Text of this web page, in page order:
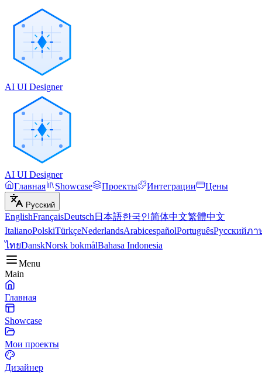
AI UI Designer
AI UI Designer
Главная
Showcase Проекты Интеграции Цены
Русский
EnglishFrançaisDeutsch 日本語한국인简体中文繁體中文
ItalianoPolskiTürkçeNederlandsArabicespañolPortuguêsРусскийภา
ไทยDanskNorsk bokmålBahasa Indonesia
Menu
Main
Главная
Showcase
Мои проекты
Дизайнер